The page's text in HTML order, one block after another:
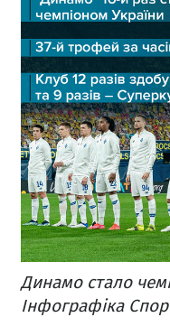
Динамо стало
Інфографіка